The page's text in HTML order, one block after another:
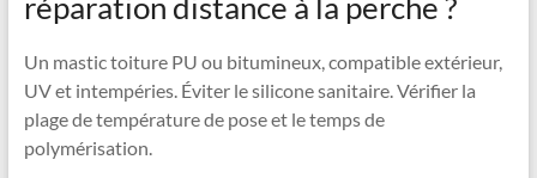
Un mastic toiture PU ou bitumineux, compatible extérieur,
UV et intempéries. Éviter le silicone sanitaire. Vérifier la
plage de température de pose et le temps de
polymérisation.